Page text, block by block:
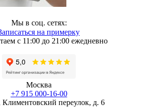
Мы в соц. сетях:
на примерку
с 11:00 до 21:00 ежедневно
Москва
+7 915 000-16-00
переулок, д. 6